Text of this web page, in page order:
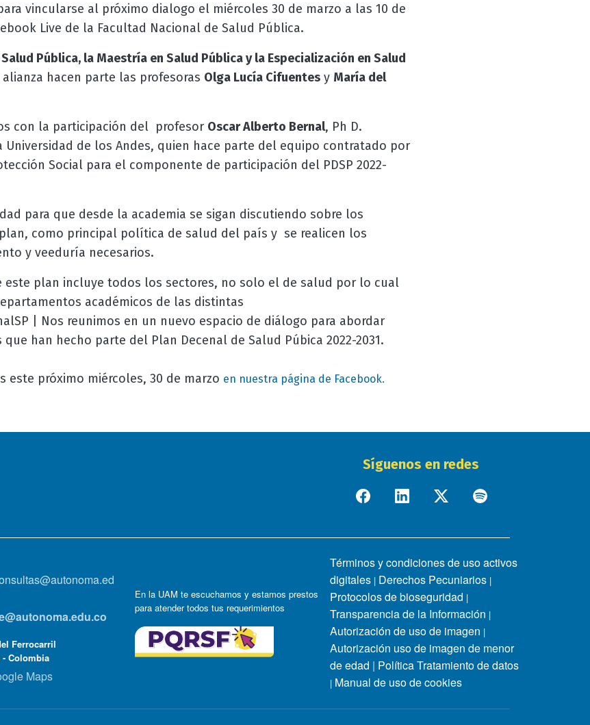
vincularse al próximo dialogo el miércoles 30 de marzo a las 10 de
Live de la Facultad Nacional de Salud Pública.
Pública, la Maestría en Salud Pública y la Especialización en Salud
hacen parte las profesoras Olga Lucía Cifuentesy María del
con la participación del profesor Oscar Alberto Bernal, Ph D.
Universidad de los Andes, quien hace parte del equipo contratado por
Social para el componente de participación del PDSP 2022-
para que desde la academia se sigan discutiendo sobre los
como principal política de salud del país y se realicen los
y veeduría necesarios.
este plan incluye todos los sectores, no solo el de salud por lo cual
académicos de las distintas
| Nos reunimos en un nuevo espacio de diálogo para abordar
han hecho parte del Plan Decenal de Salud Púbica 2022-2031.
este próximo miércoles, 30 de marzo en nuestra página de Facebook.
Síguenos en redes
Ferrocarril
- Colombia
Maps
En la UAM te escuchamos y estamos prestos
para atender todos tus requerimientos
Términos y condiciones de uso activos
digitales | Derechos Pecuniarios |
Protocolos de bioseguridad |
Transparencia de la Información |
Autorización de uso de imagen |
Autorización uso de imagen de menor
de edad | Política Tratamiento de datos
| Manual de uso de cookies